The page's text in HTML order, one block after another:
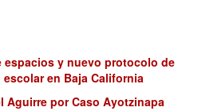
espacios y nuevo protocolo de
en Baja California
Aguirre por Caso Ayotzinapa